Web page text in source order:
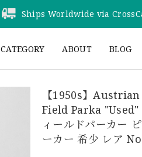
Ships Worldwide via
CATEGORY ABOUT BLOG
【1950s】
Field Parka "Used"
ィールドパーカー
ーカー 希少 レア